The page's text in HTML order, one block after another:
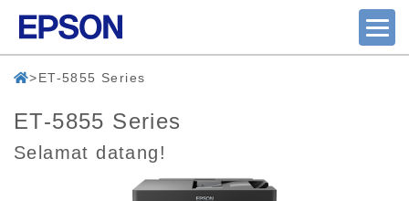
ET-5855 Series
ET-5855 Series
Selamat datang!